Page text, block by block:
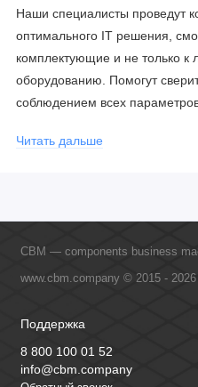
Наши специалисты проведут
оптимального IT решения,
комплектующие и не только к
оборудованию. Помогут
соблюдением всех
обучение сотрудников, что
Читать дальше
CBM — components business
www.cbm.company © 2015 - 2026
Поддержка
8 800 100 01 52
info@cbm.company